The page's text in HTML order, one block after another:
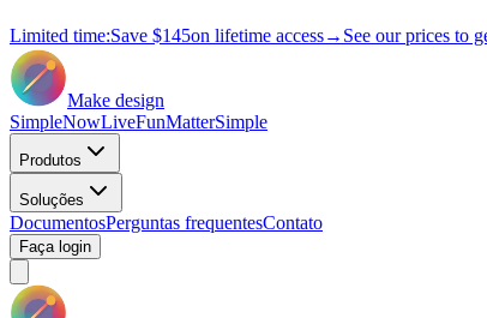
Limited time:Save $145on lifetime access→ See our prices to
Make design
SimpleNowLiveFunMatterSimple
Produtos
Soluções
DocumentosPerguntas frequentesContato
Faça login